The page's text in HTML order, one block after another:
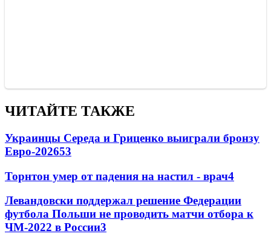
ЧИТАЙТЕ ТАКЖЕ
Украинцы Середа и Гриценко выиграли бронзу
Евро-202653
Торнтон умер от падения на настил - врач4
Левандовски поддержал решение Федерации
футбола Польши не проводить матчи отбора к
ЧМ-2022 в России3